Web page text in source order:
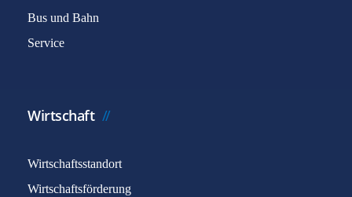
Bus und Bahn
Service
Wirtschaft
Wirtschaftsstandort
Wirtschaftsförderung